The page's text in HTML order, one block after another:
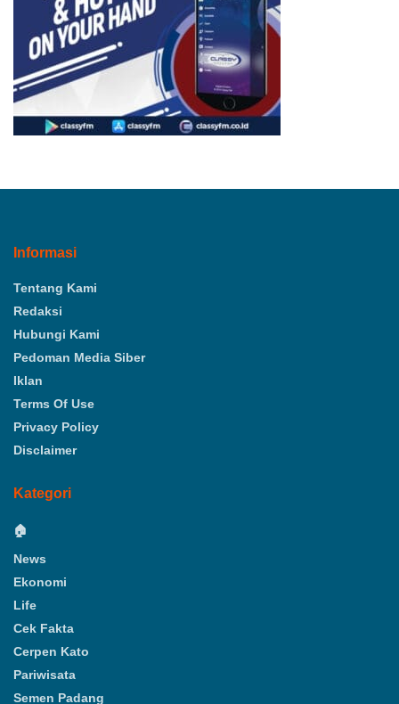
Informasi
Tentang Kami
Redaksi
Hubungi Kami
Pedoman Media Siber
Iklan
Terms Of Use
Privacy Policy
Disclaimer
Kategori
🏠
News
Ekonomi
Life
Cek Fakta
Cerpen Kato
Pariwisata
Semen Padang